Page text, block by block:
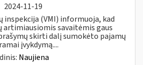
2024-11-19
inspekcija (VMI) informuoja, kad
artimiausiomis savaitėmis gaus
skirti dalį sumokėto pajamų
įvykdymą....
Naujiena